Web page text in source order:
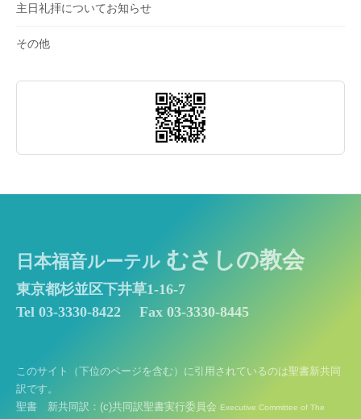
主日礼拝についてお知らせ
その他
日本福音ルーテル むさしの教会
東京都杉並区下井草1-16-7
Tel 03-3330-8422
Fax 03-3330-8445
このサイト（下位のページを含む）に引用されているのは聖書新共同
訳です。
聖書 新共同訳：(c)共同訳聖書実行委員会 Executive Committee of The